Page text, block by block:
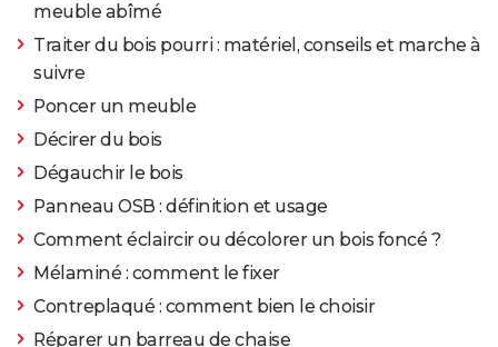
meuble abîmé
Traiter du bois pourri : matériel, conseils et marche à
suivre
Poncer un meuble
Décirer du bois
Dégauchir le bois
Panneau OSB : définition et usage
Comment éclaircir ou décolorer un bois foncé ?
Mélaminé : comment le fixer
Contreplaqué : comment bien le choisir
Réparer un barreau de chaise